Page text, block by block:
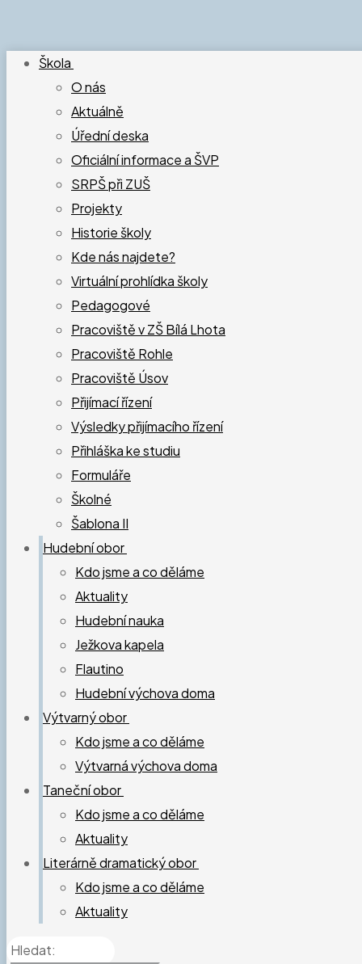
Škola
O nás
Aktuálně
Úřední deska
Oficiální informace a ŠVP
SRPŠ při ZUŠ
Projekty
Historie školy
Kde nás najdete?
Virtuální prohlídka školy
Pedagogové
Pracoviště v ZŠ Bílá Lhota
Pracoviště Rohle
Pracoviště Úsov
Přijímací řízení
Výsledky přijímacího řízení
Přihláška ke studiu
Formuláře
Školné
Šablona II
Hudební obor
Kdo jsme a co děláme
Aktuality
Hudební nauka
Ježkova kapela
Flautino
Hudební výchova doma
Výtvarný obor
Kdo jsme a co děláme
Výtvarná výchova doma
Taneční obor
Kdo jsme a co děláme
Aktuality
Literárně dramatický obor
Kdo jsme a co děláme
Aktuality
Hledat: